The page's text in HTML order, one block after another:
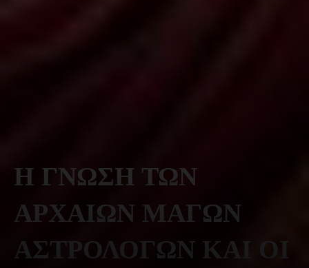
Η ΓΝΩΣΗ ΤΩΝ
ΑΡΧΑΙΩΝ ΜΑΓΩΝ
ΑΣΤΡΟΛΟΓΩΝ ΚΑΙ ΟΙ